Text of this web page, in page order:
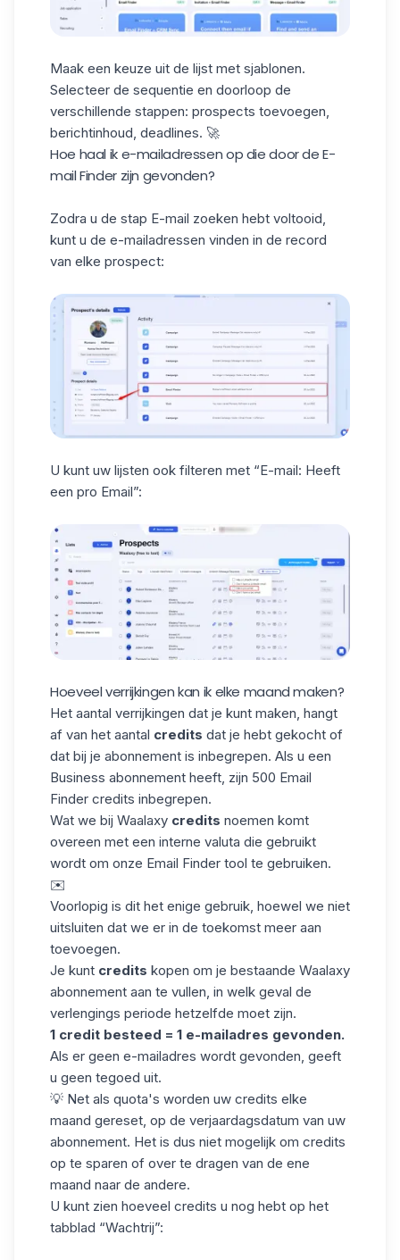
Maak een keuze uit de lijst met sjablonen.
Selecteer de sequentie en doorloop de
verschillende stappen: prospects toevoegen,
berichtinhoud, deadlines. 🚀
Hoe haal ik e-mailadressen op die door de E-
mail Finder zijn gevonden?
Zodra u de stap E-mail zoeken hebt voltooid,
kunt u de e-mailadressen vinden in de record
van elke prospect:
U kunt uw lijsten ook filteren met “E-mail: Heeft
een pro Email”:
Hoeveel verrijkingen kan ik elke maand maken?
Het aantal verrijkingen dat je kunt maken, hangt
af van het aantal credits dat je hebt gekocht of
dat bij je abonnement is inbegrepen. Als u een
Business abonnement heeft, zijn 500 Email
Finder credits inbegrepen.
Wat we bij Waalaxy credits noemen komt
overeen met een interne valuta die gebruikt
wordt om onze Email Finder tool te gebruiken.
✉️
Voorlopig is dit het enige gebruik, hoewel we niet
uitsluiten dat we er in de toekomst meer aan
toevoegen.
Je kunt credits kopen om je bestaande Waalaxy
abonnement aan te vullen, in welk geval de
verlengings periode hetzelfde moet zijn.
1 credit besteed = 1 e-mailadres gevonden.
Als er geen e-mailadres wordt gevonden, geeft
u geen tegoed uit.
💡 Net als quota's worden uw credits elke
maand gereset, op de verjaardagsdatum van uw
abonnement. Het is dus niet mogelijk om credits
op te sparen of over te dragen van de ene
maand naar de andere.
U kunt zien hoeveel credits u nog hebt op het
tabblad “Wachtrij”: